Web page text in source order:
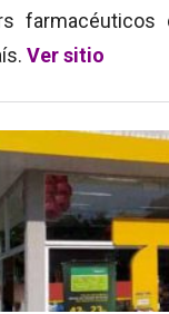
Ver sitio